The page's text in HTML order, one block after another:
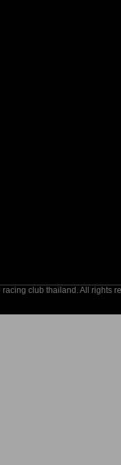
club thailand. All rights